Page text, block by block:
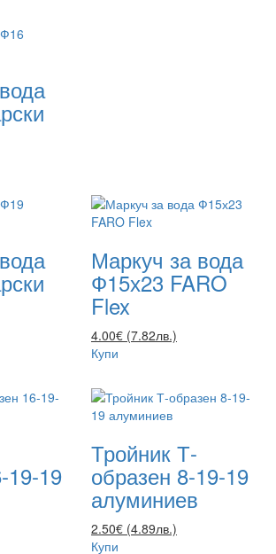
Маркуч за вода
Ф15х23 FARO
Flex
4.00€ (7.82лв.)
Купи
19-19
Тройник Т-
образен 8-19-19
алуминиев
2.50€ (4.89лв.)
Купи